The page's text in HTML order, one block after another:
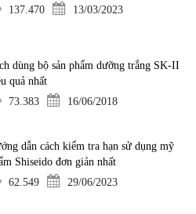
137.470
13/03/2023
dùng bộ sản phẩm dưỡng trắng SK-II
quả nhất
73.383
16/06/2018
dẫn cách kiểm tra hạn sử dụng mỹ
Shiseido đơn giản nhất
62.549
29/06/2023